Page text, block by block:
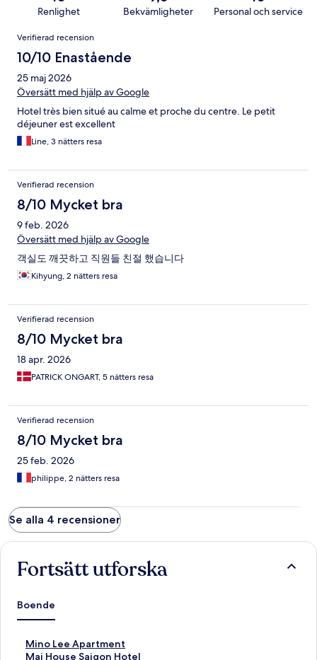
Renlighet Bekvämligheter Personal och service
Recensioner
Verifierad recension
10/10 Enastående
25 maj 2026
Översätt med hjälp av Google
Hotel très bien situé au calme et proche du centre. Le petit
déjeuner est excellent
Line, 3 nätters resa
Verifierad recension
8/10 Mycket bra
9 feb. 2026
Översätt med hjälp av Google
객실도 깨끗하고 직원들 친절 했습니다
Kihyung, 2 nätters resa
Verifierad recension
8/10 Mycket bra
18 apr. 2026
PATRICK ONGART, 5 nätters resa
Verifierad recension
8/10 Mycket bra
25 feb. 2026
philippe, 2 nätters resa
Se alla 4 recensioner
Fortsätt utforska
Boende
Mino Lee Apartment
L
ä
Mai House Saigon Hotel
L